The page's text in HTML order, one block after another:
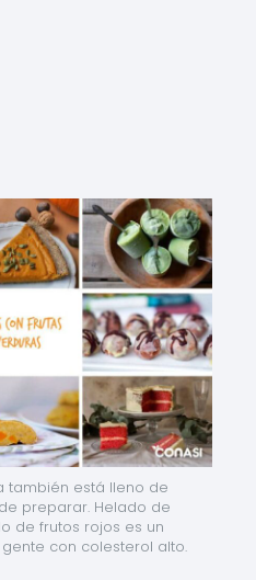
también está lleno de
preparar. Helado de
de frutos rojos es un
con colesterol alto.